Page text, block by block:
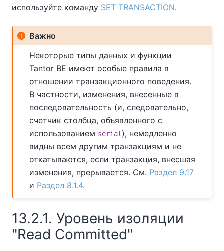
используйте команду SET TRANSACTION.
Важно
Некоторые типы данных и функции
Tantor BE имеют особые правила в
отношении транзакционного поведения.
В частности, изменения, внесенные в
последовательность (и, следовательно,
счетчик столбца, объявленного с
использованием serial ), немедленно
видны всем другим транзакциям и не
откатываются, если транзакция, внесшая
изменения, прерывается. См. Раздел 9.17
и Раздел 8.1.4.
13.2.1. Уровень изоляции
"Read Committed"